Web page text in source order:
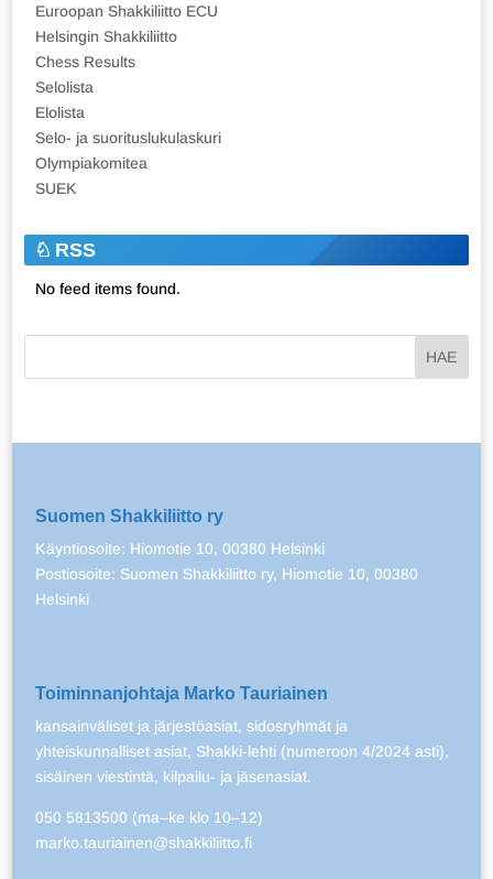
Euroopan Shakkiliitto ECU
Helsingin Shakkiliitto
Chess Results
Selolista
Elolista
Selo- ja suorituslukulaskuri
Olympiakomitea
SUEK
RSS
No feed items found.
Suomen Shakkiliitto ry
Käyntiosoite: Hiomotie 10, 00380 Helsinki
Postiosoite: Suomen Shakkiliitto ry, Hiomotie 10, 00380
Helsinki
Toiminnanjohtaja Marko Tauriainen
kansainväliset ja järjestöasiat, sidosryhmät ja
yhteiskunnalliset asiat, Shakki-lehti (numeroon 4/2024 asti),
sisäinen viestintä, kilpailu- ja jäsenasiat.
050 5813500 (ma–ke klo 10–12)
marko.tauriainen@shakkiliitto.fi